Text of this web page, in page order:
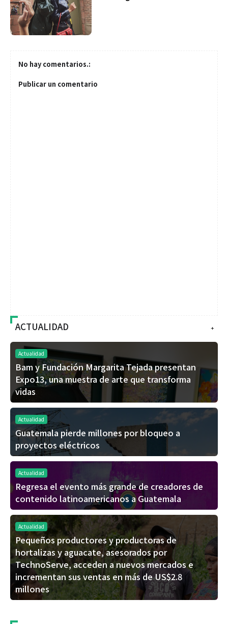
No hay comentarios.:
Publicar un comentario
+
ACTUALIDAD
Actualidad
Bam y Fundación Margarita Tejada presentan
Expo13, una muestra de arte que transforma
vidas
Actualidad
Guatemala pierde millones por bloqueo a
proyectos eléctricos
Actualidad
Regresa el evento más grande de creadores de
contenido latinoamericanos a Guatemala
Actualidad
Pequeños productores y productoras de
hortalizas y aguacate, asesorados por
TechnoServe, acceden a nuevos mercados e
incrementan sus ventas en más de US$2.8
millones